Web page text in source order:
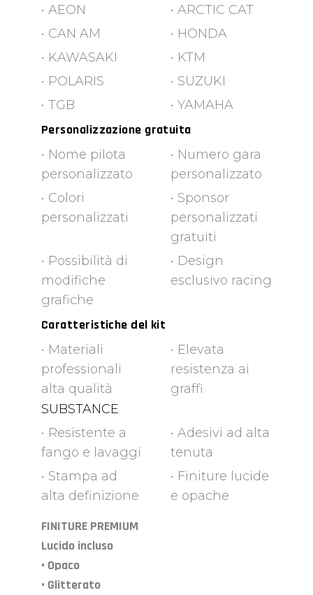
• AEON
• ARCTIC CAT
• CAN AM
• HONDA
• KAWASAKI
• KTM
• POLARIS
• SUZUKI
• TGB
• YAMAHA
Personalizzazione gratuita
• Nome pilota
personalizzato
• Numero gara
personalizzato
• Colori
personalizzati
• Sponsor
personalizzati
gratuiti
• Possibilità di
modifiche
grafiche
• Design
esclusivo racing
Caratteristiche del kit
• Materiali
professionali
alta qualità
SUBSTANCE
• Elevata
resistenza ai
graffi
• Resistente a
fango e lavaggi
• Adesivi ad alta
tenuta
• Stampa ad
alta definizione
• Finiture lucide
e opache
FINITURE PREMIUM
Lucido incluso
• Opaco
• Glitterato